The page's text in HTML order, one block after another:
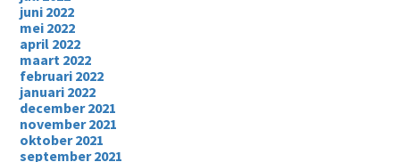
juni 2022
mei 2022
april 2022
maart 2022
februari 2022
januari 2022
december 2021
november 2021
oktober 2021
september 2021